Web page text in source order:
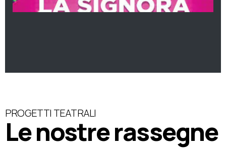
PROGETTI TEATRALI
Le nostre rassegne